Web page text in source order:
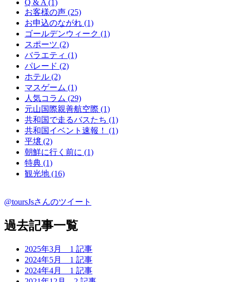
Q & A (1)
お客様の声 (25)
お申込のながれ (1)
ゴールデンウィーク (1)
スポーツ (2)
バラエティ (1)
パレード (2)
ホテル (2)
マスゲーム (1)
人気コラム (29)
元山国際親善航空際 (1)
共和国で走るバスたち (1)
共和国イベント速報！ (1)
平壌 (2)
朝鮮に行く前に (1)
特典 (1)
観光地 (16)
@toursJsさんのツイート
過去記事一覧
2025年3月 1 記事
2024年5月 1 記事
2024年4月 1 記事